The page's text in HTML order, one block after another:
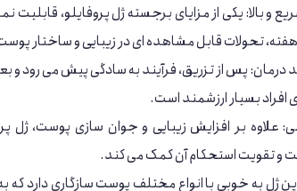
و بالا: یکی از مزایای برجسته ژل پروفایلو،
تحولات قابل مشاهده ‌ای در زیبایی و ساختار
درمان: پس از تزریق، فرآیند به سادگی پیش می‌ رود و
افراد بسیار ارزشمند است.
علاوه بر افزایش زیبایی و جوان‌ سازی پوست، ژل
و تقویت استحکام آن کمک می‌ کند.
این ژل به خوبی با انواع مختلف پوست سازگاری دارد